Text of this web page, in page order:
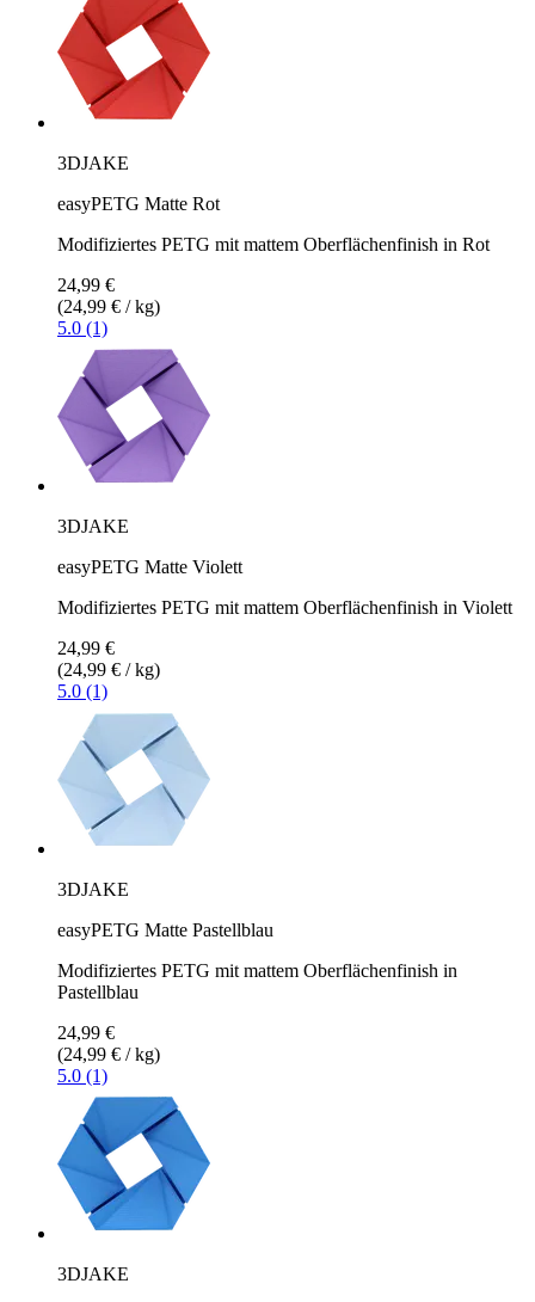
3DJAKE
easyPETG Matte Rot
Modifiziertes PETG mit mattem Oberflächenfinish in Rot
24,99 €
(24,99 € / kg)
5.0 (1)
3DJAKE
easyPETG Matte Violett
Modifiziertes PETG mit mattem Oberflächenfinish in Violett
24,99 €
(24,99 € / kg)
5.0 (1)
3DJAKE
easyPETG Matte Pastellblau
Modifiziertes PETG mit mattem Oberflächenfinish in
Pastellblau
24,99 €
(24,99 € / kg)
5.0 (1)
3DJAKE